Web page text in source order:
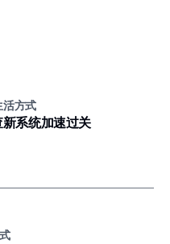
活方式
系统加速过关